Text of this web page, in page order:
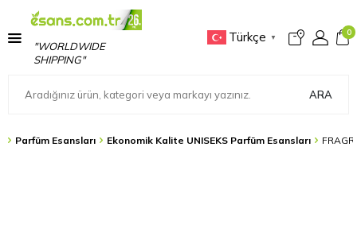
"WORLDWIDE
SHIPPING"
Türkçe ▼
0
ARA
Parfüm Esansları Ekonomik Kalite UNISEKS Parfüm Esansları